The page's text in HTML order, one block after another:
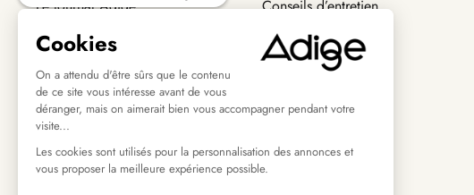
Le journal Adige
Trouver un revendeur
Conseils d’entretien
Modes de livraison
Retour et échange
Cookies
On a attendu d'être sûrs que le contenu
de ce site vous intéresse avant de vous
déranger, mais on aimerait bien vous accompagner pendant votre
visite...
Les cookies sont utilisés pour la personnalisation des annonces et
vous proposer la meilleure expérience possible.